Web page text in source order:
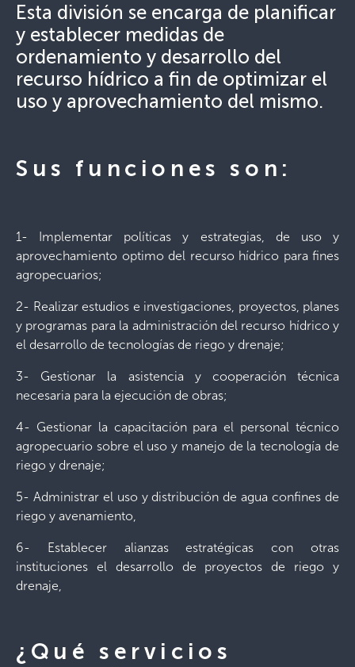
Esta división se encarga de planificar
y establecer medidas de
ordenamiento y desarrollo del
recurso hídrico a fin de optimizar el
uso y aprovechamiento del mismo.
Sus funciones son:
1- Implementar políticas y estrategias, de uso y
aprovechamiento optimo del recurso hídrico para fines
agropecuarios;
2- Realizar estudios e investigaciones, proyectos, planes
y programas para la administración del recurso hídrico y
el desarrollo de tecnologías de riego y drenaje;
3- Gestionar la asistencia y cooperación técnica
necesaria para la ejecución de obras;
4- Gestionar la capacitación para el personal técnico
agropecuario sobre el uso y manejo de la tecnología de
riego y drenaje;
5- Administrar el uso y distribución de agua confines de
riego y avenamiento,
6- Establecer alianzas estratégicas con otras
instituciones el desarrollo de proyectos de riego y
drenaje,
¿Qué servicios